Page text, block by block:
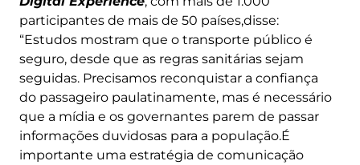
participantes de mais de 50 países,disse:
“Estudos mostram que o transporte público é
seguro, desde que as regras sanitárias sejam
seguidas. Precisamos reconquistar a confiança
do passageiro paulatinamente, mas é necessário
que a mídia e os governantes parem de passar
informações duvidosas para a população.É
importante uma estratégia de comunicação